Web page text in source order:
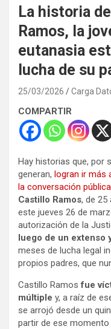
La historia
Ramos, la
eutanasia
lucha de su
25/03/2026 Carga
COMPARTIR
Hay historias que, por
generan, logran ir más
la conversación pública
Castillo Ramos, de 25
este jueves 26 de
autorización de la
luego de un extenso
meses de lucha legal
propios padres, que
Castillo Ramosfue
múltiple y, a raíz de
se arrojó desde un
partir de ese